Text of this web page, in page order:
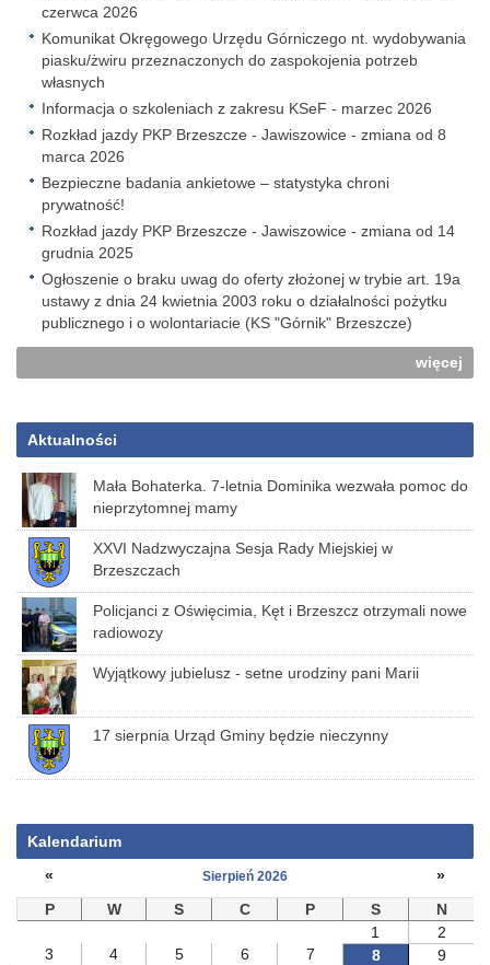
czerwca 2026
Komunikat Okręgowego Urzędu Górniczego nt. wydobywania
piasku/żwiru przeznaczonych do zaspokojenia potrzeb
własnych
Informacja o szkoleniach z zakresu KSeF - marzec 2026
Rozkład jazdy PKP Brzeszcze - Jawiszowice - zmiana od 8
marca 2026
Bezpieczne badania ankietowe – statystyka chroni
prywatność!
Rozkład jazdy PKP Brzeszcze - Jawiszowice - zmiana od 14
grudnia 2025
Ogłoszenie o braku uwag do oferty złożonej w trybie art. 19a
ustawy z dnia 24 kwietnia 2003 roku o działalności pożytku
publicznego i o wolontariacie (KS "Górnik" Brzeszcze)
więcej
Aktualności
Mała Bohaterka. 7-letnia Dominika wezwała pomoc do
nieprzytomnej mamy
XXVI Nadzwyczajna Sesja Rady Miejskiej w
Brzeszczach
Policjanci z Oświęcimia, Kęt i Brzeszcz otrzymali nowe
radiowozy
Wyjątkowy jubielusz - setne urodziny pani Marii
17 sierpnia Urząd Gminy będzie nieczynny
Kalendarium
«
Sierpień 2026
»
P
W S C P S
N
1
2
3
4 5 6 7 8
9